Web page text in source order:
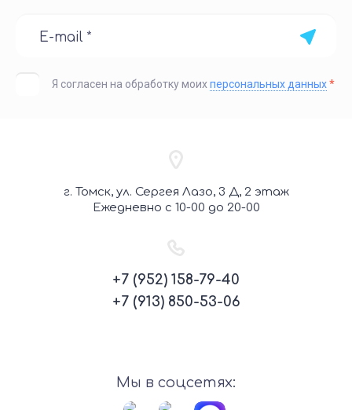
Я согласен на обработку моихперсональных данных*
г. Томск, ул. Сергея Лазо, 3 Д, 2 этаж
Ежедневно с 10-00 до 20-00
+7 (952) 158-79-40
+7 (913) 850-53-06
Мы в соцсетях: